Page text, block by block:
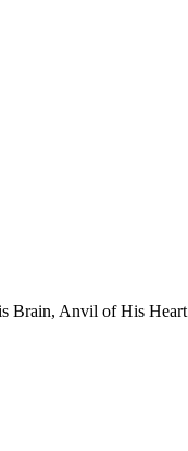
Brain, Anvil of His Heart